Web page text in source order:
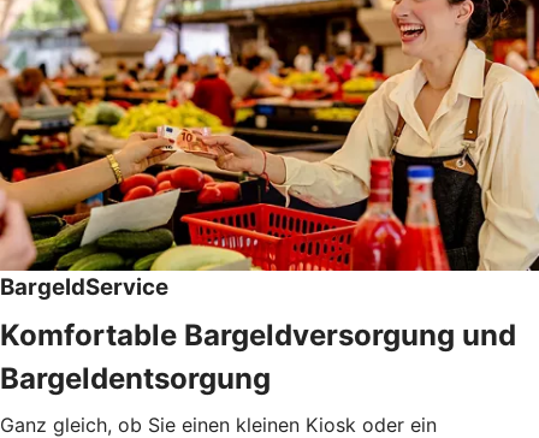
BargeldService
Komfortable Bargeldversorgung und
Bargeldentsorgung
Ganz gleich, ob Sie einen kleinen Kiosk oder ein